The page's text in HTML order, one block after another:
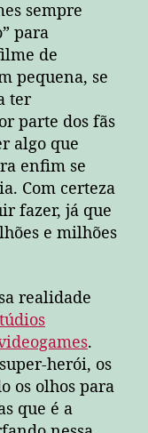
sempre
para
de
pequena, se
ter
parte dos fãs
algo que
enfim se
Com certeza
fazer, já que
e milhões
realidade
.
herói, os
os olhos para
que é a